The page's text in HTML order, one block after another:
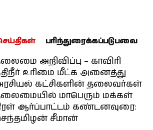
பரிந்துரைக்கப்படுபவை
அறிவிப்பு – காவிரி
உரிமை மீட்க அனைத்து
கட்சிகளின் தலைவர்கள்
மாபெரும் மக்கள்
ஆர்ப்பாட்டம் கண்டனவுரை:
சீமான்